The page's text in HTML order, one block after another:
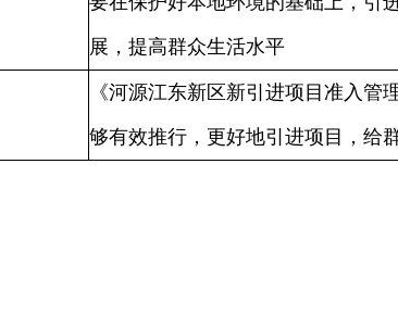
展，提高群众生活水平
《河源江东新区新引进项目准入
够有效推行，更好地引进项目，给